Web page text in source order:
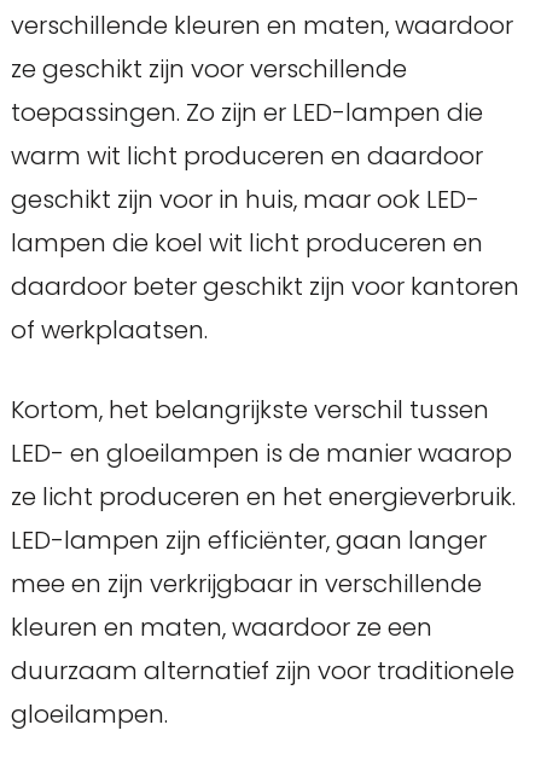
verschillende kleuren en maten, waardoor
ze geschikt zijn voor verschillende
toepassingen. Zo zijn er LED-lampen die
warm wit licht produceren en daardoor
geschikt zijn voor in huis, maar ook LED-
lampen die koel wit licht produceren en
daardoor beter geschikt zijn voor kantoren
of werkplaatsen.
Kortom, het belangrijkste verschil tussen
LED- en gloeilampen is de manier waarop
ze licht produceren en het energieverbruik.
LED-lampen zijn efficiënter, gaan langer
mee en zijn verkrijgbaar in verschillende
kleuren en maten, waardoor ze een
duurzaam alternatief zijn voor traditionele
gloeilampen.